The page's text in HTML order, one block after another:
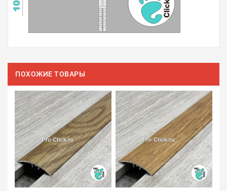
ПОХОЖИЕ ТОВАРЫ